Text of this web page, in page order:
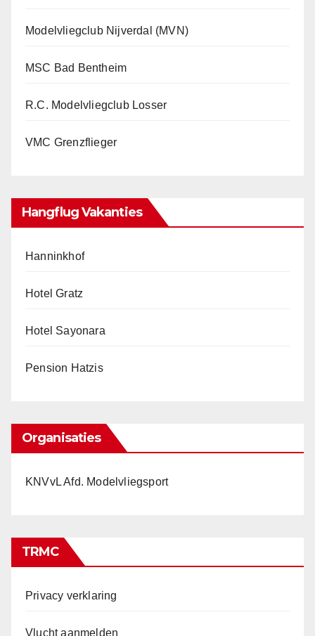
Modelvliegclub Nijverdal (MVN)
MSC Bad Bentheim
R.C. Modelvliegclub Losser
VMC Grenzflieger
Hangflug Vakanties
Hanninkhof
Hotel Gratz
Hotel Sayonara
Pension Hatzis
Organisaties
KNVvL Afd. Modelvliegsport
TRMC
Privacy verklaring
Vlucht aanmelden